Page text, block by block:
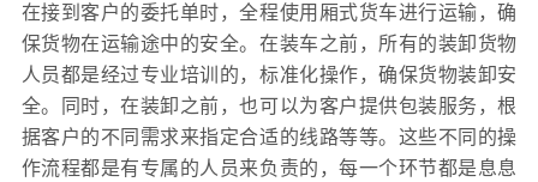
在接到客户的委托单时，全程使用厢式货车进行运输，确
保货物在运输途中的安全。在装车之前，所有的装卸货物
人员都是经过专业培训的，标准化操作，确保货物装卸安
全。同时，在装卸之前，也可以为客户提供包装服务，根
据客户的不同需求来指定合适的线路等等。这些不同的操
作流程都是有专属的人员来负责的，每一个环节都是息息